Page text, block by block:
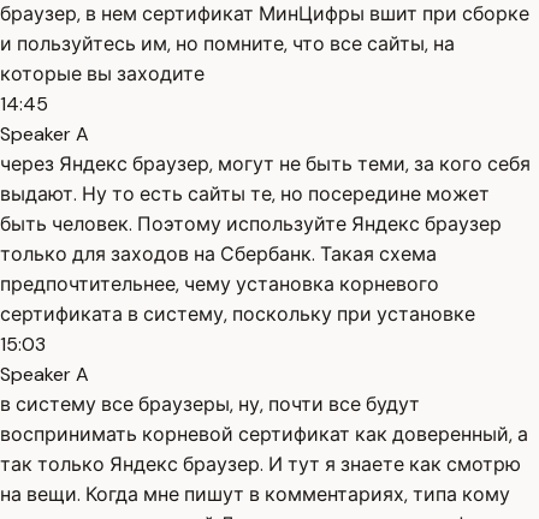
браузер, в нем сертификат МинЦифры вшит при сборке
и пользуйтесь им, но помните, что все сайты, на
которые вы заходите
14:45
Speaker A
через Яндекс браузер, могут не быть теми, за кого себя
выдают. Ну то есть сайты те, но посередине может
быть человек. Поэтому используйте Яндекс браузер
только для заходов на Сбербанк. Такая схема
предпочтительнее, чему установка корневого
сертификата в систему, поскольку при установке
15:03
Speaker A
в систему все браузеры, ну, почти все будут
воспринимать корневой сертификат как доверенный, а
так только Яндекс браузер. И тут я знаете как смотрю
на вещи. Когда мне пишут в комментариях, типа кому